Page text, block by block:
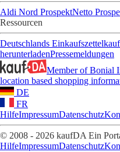
Aldi Nord ProspektNetto
Ressourcen
Deutschlands Einkaufszettel
herunterladenPressemeldungen
Member of Bonial
location based shopping
DE
FR
HilfeImpressumDatenschutz
© 2008 - 2026 kaufDA Ein
HilfeImpressumDatenschutz